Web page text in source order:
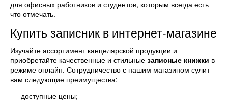
для офисных работников и студентов, которым всегда есть
что отмечать.
Купить записник в интернет-магазине
Изучайте ассортимент канцелярской продукции и
приобретайте качественные и стильные записные книжки в
режиме онлайн. Сотрудничество с нашим магазином сулит
вам следующие преимущества:
доступные цены;